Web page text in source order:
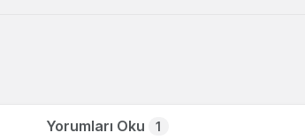
Yorumları Oku 1